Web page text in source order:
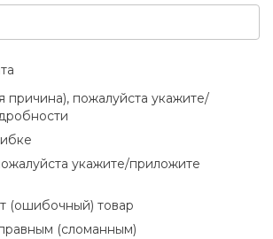
причина), пожалуйста укажите/
укажите/приложите
(ошибочный) товар
(сломанным)